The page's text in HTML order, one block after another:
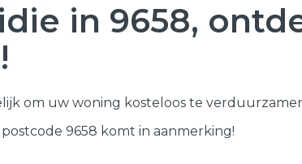
in 9658,
om uw woning kosteloos te
9658 komt in aanmerking!
Samenstellen